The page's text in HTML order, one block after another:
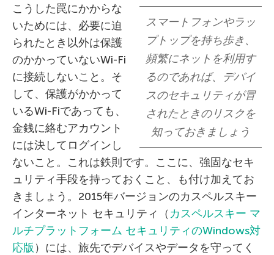
スマートフォンやラッ
プトップを持ち歩き、
頻繁にネットを利用す
るのであれば、デバイ
スのセキュリティが冒
されたときのリスクを
知っておきましょう
こうした罠にかからな
いためには、必要に迫
られたとき以外は保護
のかかっていないWi-Fi
に接続しないこと。そ
して、保護がかかって
いるWi-Fiであっても、
金銭に絡むアカウント
には決してログインし
ないこと。これは鉄則です。ここに、強固なセキ
ュリティ手段を持っておくこと、も付け加えてお
きましょう。2015年バージョンのカスペルスキー
インターネット セキュリティ（ カスペルスキー マ
ルチプラットフォーム セキュリティのWindows対
応版 ）には、旅先でデバイスやデータを守ってく